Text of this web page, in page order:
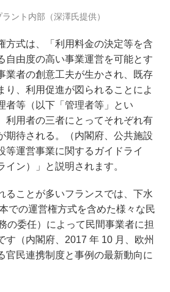
ント内部（深澤氏提供）
方式は、「利用料金の決定等を含
自由度の高い事業運営を可能とす
業者の創意工夫が生かされ、既存
り、利用促進が図られることによ
者等（以下「管理者等」とい
利用者の三者にとってそれぞれ有
期待される。（内閣府、公共施設
等運営事業に関するガイドライ
イン）」と説明されます。
ることが多いフランスでは、下水
での運営権方式を含めた様々な民
の委任）によって民間事業者に担
す（内閣府、2017 年 10 月、欧州
官⺠連携制度と事例の最新動向に